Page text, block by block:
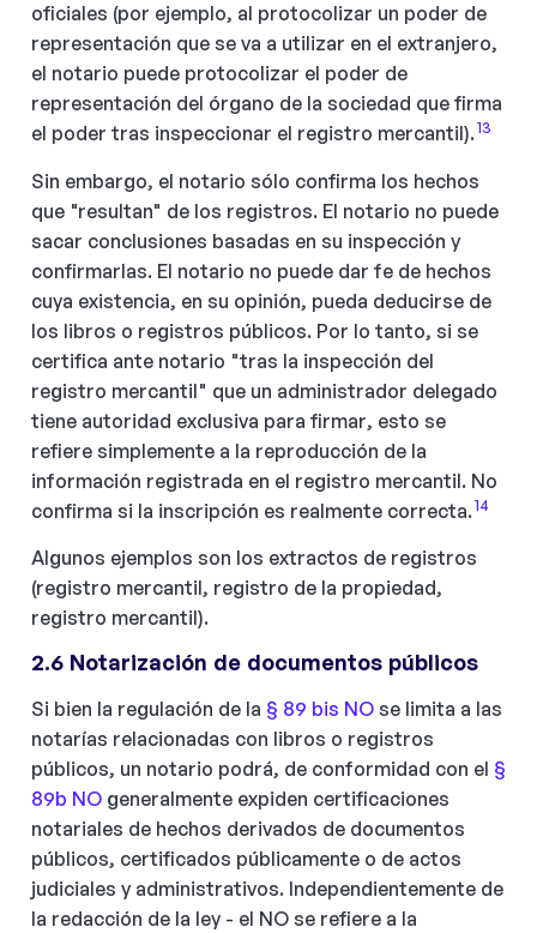
oficiales (por ejemplo, al protocolizar un poder de
representación que se va a utilizar en el extranjero,
el notario puede protocolizar el poder de
representación del órgano de la sociedad que firma
el poder tras inspeccionar el registro mercantil).13
Sin embargo, el notario sólo confirma los hechos
que "resultan" de los registros. El notario no puede
sacar conclusiones basadas en su inspección y
confirmarlas. El notario no puede dar fe de hechos
cuya existencia, en su opinión, pueda deducirse de
los libros o registros públicos. Por lo tanto, si se
certifica ante notario "tras la inspección del
registro mercantil" que un administrador delegado
tiene autoridad exclusiva para firmar, esto se
refiere simplemente a la reproducción de la
información registrada en el registro mercantil. No
confirma si la inscripción es realmente correcta.14
Algunos ejemplos son los extractos de registros
(registro mercantil, registro de la propiedad,
registro mercantil).
2.6 Notarización de documentos públicos
Si bien la regulación de la § 89 bis NO se limita a las
notarías relacionadas con libros o registros
públicos, un notario podrá, de conformidad con el §
89b NO generalmente expiden certificaciones
notariales de hechos derivados de documentos
públicos, certificados públicamente o de actos
judiciales y administrativos. Independientemente de
la redacción de la ley - el NO se refiere a la